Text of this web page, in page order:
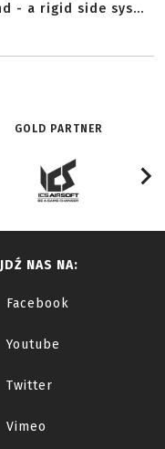
- a rigid side sys...
GOLD PARTNER
NAS NA:
Facebook
Youtube
Twitter
Vimeo